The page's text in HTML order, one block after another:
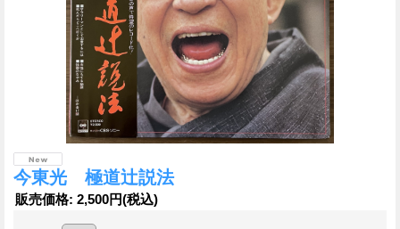
今東光 極道辻説法
販売価格: 2,500円(税込)